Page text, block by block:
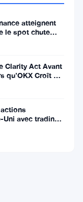
atteignent
le spot chute
Clarity Act Avant
qu’OKX Croît en
Uni avec trading